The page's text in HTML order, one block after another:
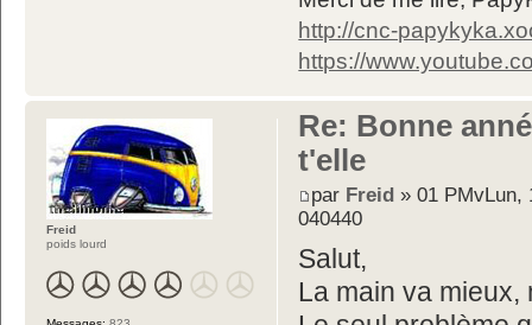
http://cnc-
https://
Re: Bonne
t'elle
par Freid » 01 PMvLun,
040440
Salut,
La main va
Freid
poids lourd